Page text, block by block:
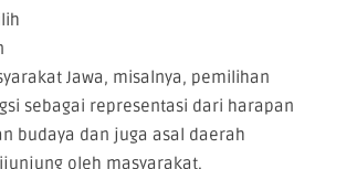
Jawa, misalnya, pemilihan
sebagai representasi dari harapan
budaya dan juga asal daerah
oleh masyarakat.